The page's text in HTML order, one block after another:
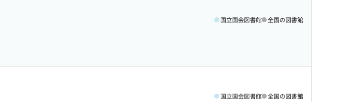
国立国会図書館 全国の図書館
国立国会図書館 全国の図書館